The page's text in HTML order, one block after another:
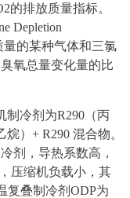
的排放质量指标。
Depletion
量的某种气体和三氯
氧总量变化量的比
冷剂为R290（丙
）+ R290 混合物。
剂，导热系数高，
压缩机负载小，其
复叠制冷剂ODP为